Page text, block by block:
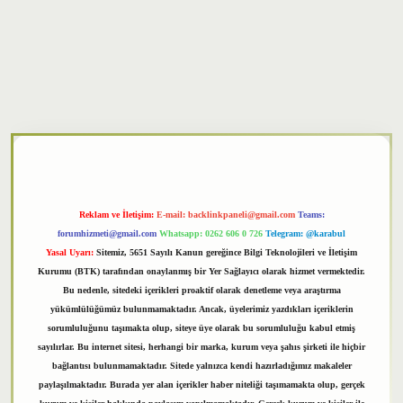
Reklam ve İletişim: E-mail: backlinkpaneli@gmail.com Teams:
forumhizmeti@gmail.com Whatsapp: 0262 606 0 726 Telegram: @karabul
Yasal Uyarı: Sitemiz, 5651 Sayılı Kanun gereğince Bilgi Teknolojileri ve İletişim
Kurumu (BTK) tarafından onaylanmış bir Yer Sağlayıcı olarak hizmet vermektedir.
Bu nedenle, sitedeki içerikleri proaktif olarak denetleme veya araştırma
yükümlülüğümüz bulunmamaktadır. Ancak, üyelerimiz yazdıkları içeriklerin
sorumluluğunu taşımakta olup, siteye üye olarak bu sorumluluğu kabul etmiş
sayılırlar. Bu internet sitesi, herhangi bir marka, kurum veya şahıs şirketi ile hiçbir
bağlantısı bulunmamaktadır. Sitede yalnızca kendi hazırladığımız makaleler
paylaşılmaktadır. Burada yer alan içerikler haber niteliği taşımamakta olup, gerçek